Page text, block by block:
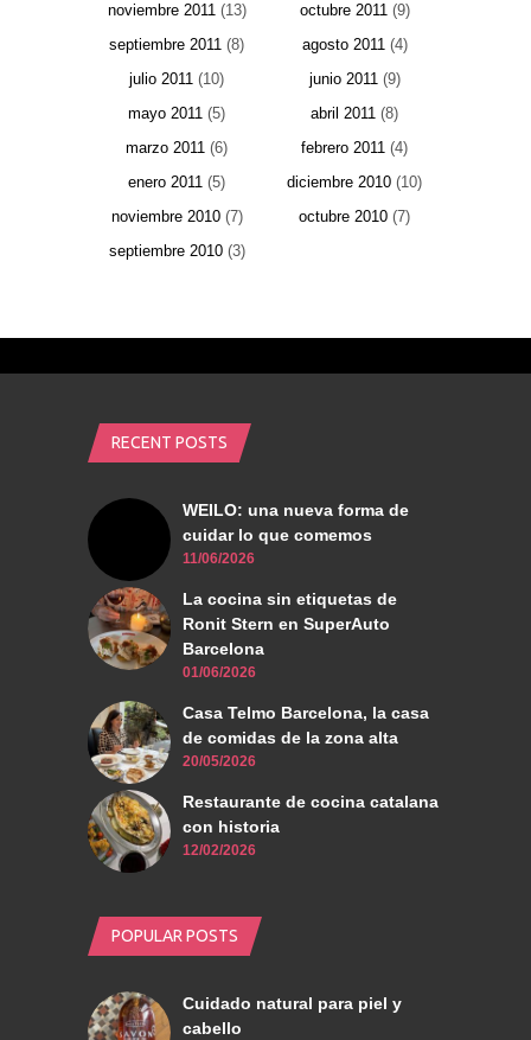
noviembre 2011(13) octubre 2011(9)
septiembre 2011 (8) agosto 2011(4)
julio 2011 (10) junio 2011(9)
mayo 2011 (5) abril 2011 (8)
marzo 2011 (6) febrero 2011 (4)
enero 2011 (5) diciembre 2010 (10)
noviembre 2010(7) octubre 2010 (7)
septiembre 2010(3)
RECENT POSTS
WEILO: una nueva forma de
cuidar lo que comemos
11/06/2026
La cocina sin etiquetas de
Ronit Stern en SuperAuto
Barcelona
01/06/2026
Casa Telmo Barcelona, la casa
de comidas de la zona alta
20/05/2026
Restaurante de cocina catalana
con historia
12/02/2026
POPULAR POSTS
Cuidado natural para piel y
cabello